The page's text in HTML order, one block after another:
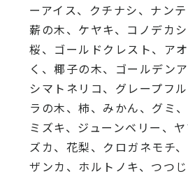
ーアイス、 クチナシ、ナンテ
薪の木、ケヤキ、コノデカシ
桜、 ゴールドクレスト、ア
く、椰子の木、 ゴールデン
シマトネリコ、 グレープフ
ラの木、柿、みかん、グミ、
ミズキ、ジューンベリー、
ズカ、 花梨、クロガネモチ
ザンカ、ホルトノキ、 つつ